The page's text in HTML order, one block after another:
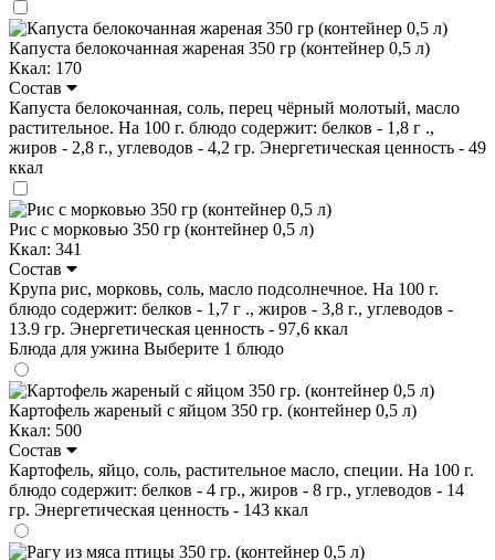
Капуста белокочанная жареная 350 гр (контейнер 0,5 л)
Ккал: 170
Состав
Капуста белокочанная, соль, перец чёрный молотый, масло
растительное. На 100 г. блюдо содержит: белков - 1,8 г .,
жиров - 2,8 г., углеводов - 4,2 гр. Энергетическая ценность - 49
ккал
Рис с морковью 350 гр (контейнер 0,5 л)
Ккал: 341
Состав
Крупа рис, морковь, соль, масло подсолнечное. На 100 г.
блюдо содержит: белков - 1,7 г ., жиров - 3,8 г., углеводов -
13.9 гр. Энергетическая ценность - 97,6 ккал
Блюда для ужина Выберите 1 блюдо
Картофель жареный с яйцом 350 гр. (контейнер 0,5 л)
Ккал: 500
Состав
Картофель, яйцо, соль, растительное масло, специи. На 100 г.
блюдо содержит: белков - 4 гр., жиров - 8 гр., углеводов - 14
гр. Энергетическая ценность - 143 ккал